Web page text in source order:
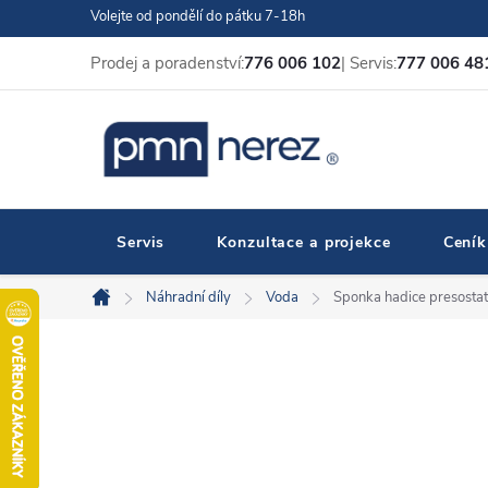
na
Volejte od pondělí do pátku 7-18h
Prodej a poradenství:776 006 102| Servis:777 006
Servis Konzultace a projekce
Domů
Náhradní díly Voda Sponka hadice